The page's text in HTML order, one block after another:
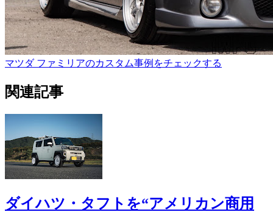
マツダ ファミリアのカスタム事例をチェックする
関連記事
ダイハツ・タフトを“アメリカン商用